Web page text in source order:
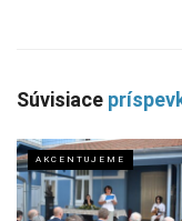
Súvisiace
AKCENTUJEME